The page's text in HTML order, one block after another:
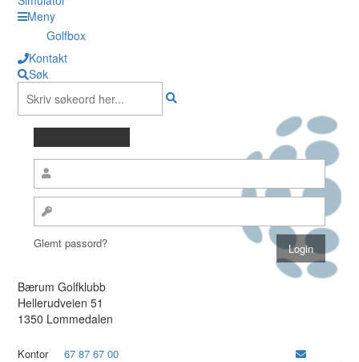
Meny
Golfbox
Kontakt
Søk
Glemt passord?
Bærum Golfklubb
Hellerudveien 51
1350 Lommedalen
Kontor
67 87 67 00